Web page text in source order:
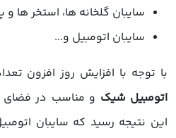
سایبان گلخانه ها، استخر ها
سایبان اتومبیل و...
با توجه با افزایش روز افزون
اتومبیل شیک و مناسب در فضای
این نتیجه رسید که سایبان